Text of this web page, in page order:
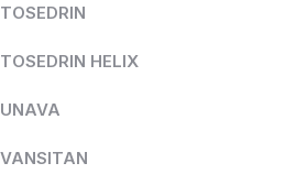
TOSEDRIN
TOSEDRIN HELIX
UNAVA
VANSITAN